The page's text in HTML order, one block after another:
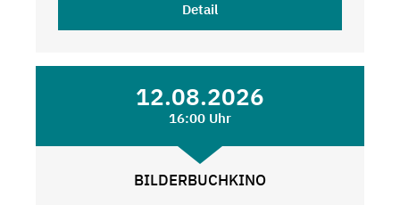
Detail
12.08.2026
16:00 Uhr
BILDERBUCHKINO